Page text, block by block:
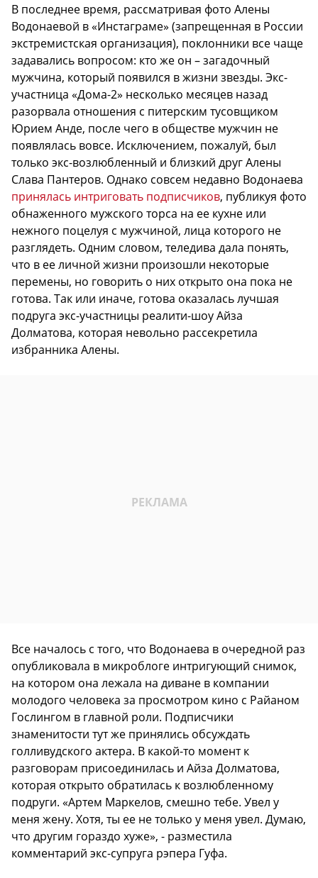
В последнее время, рассматривая фото Алены
Водонаевой в «Инстаграме» (запрещенная в России
экстремистская организация), поклонники все чаще
задавались вопросом: кто же он – загадочный
мужчина, который появился в жизни звезды. Экс-
участница «Дома-2» несколько месяцев назад
разорвала отношения с питерским тусовщиком
Юрием Анде, после чего в обществе мужчин не
появлялась вовсе. Исключением, пожалуй, был
только экс-возлюбленный и близкий друг Алены
Слава Пантеров. Однако совсем недавно Водонаева
принялась интриговать подписчиков, публикуя фото
обнаженного мужского торса на ее кухне или
нежного поцелуя с мужчиной, лица которого не
разглядеть. Одним словом, теледива дала понять,
что в ее личной жизни произошли некоторые
перемены, но говорить о них открыто она пока не
готова. Так или иначе, готова оказалась лучшая
подруга экс-участницы реалити-шоу Айза
Долматова, которая невольно рассекретила
избранника Алены.
Все началось с того, что Водонаева в очередной раз
опубликовала в микроблоге интригующий снимок,
на котором она лежала на диване в компании
молодого человека за просмотром кино с Райаном
Гослингом в главной роли. Подписчики
знаменитости тут же принялись обсуждать
голливудского актера. В какой-то момент к
разговорам присоединилась и Айза Долматова,
которая открыто обратилась к возлюбленному
подруги. «Артем Маркелов, смешно тебе. Увел у
меня жену. Хотя, ты ее не только у меня увел. Думаю,
что другим гораздо хуже», - разместила
комментарий экс-супруга рэпера Гуфа.